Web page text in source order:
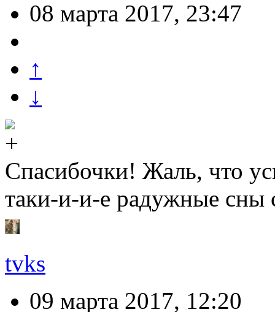
08 марта 2017, 23:47
↑
↓
Спасибочки! Жаль, что
таки-и-и-е радужные сны
tvks
09 марта 2017, 12:20